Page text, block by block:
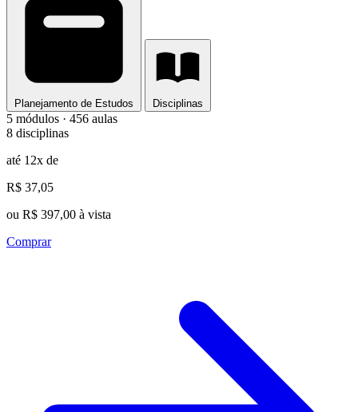
Planejamento de Estudos Disciplinas
5 módulos · 456 aulas
8 disciplinas
até 12x de
R$ 37,05
ou R$ 397,00 à vista
Comprar